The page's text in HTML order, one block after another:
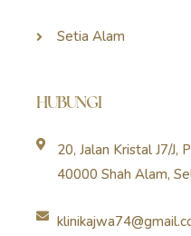
Setia Alam
HUBUNGI
20, Jalan Kristal J7/J,
40000 Shah Alam,